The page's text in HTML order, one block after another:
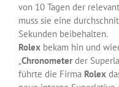
von 10 Tagen der
muss sie eine
Sekunden beibehalten.
Rolex bekam hin und
Chronometer der
führte die Firma Rolex